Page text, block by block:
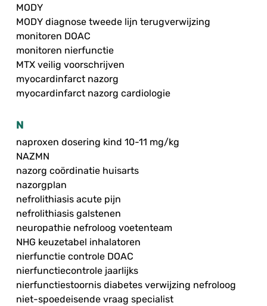
MODY
MODY diagnose tweede lijn terugverwijzing
monitoren DOAC
monitoren nierfunctie
MTX veilig voorschrijven
myocardinfarct nazorg
myocardinfarct nazorg cardiologie
N
naproxen dosering kind 10-11 mg/kg
NAZMN
nazorg coördinatie huisarts
nazorgplan
nefrolithiasis acute pijn
nefrolithiasis galstenen
neuropathie nefroloog voetenteam
NHG keuzetabel inhalatoren
nierfunctie controle DOAC
nierfunctiecontrole jaarlijks
nierfunctiestoornis diabetes verwijzing nefroloog
niet-spoedeisende vraag specialist